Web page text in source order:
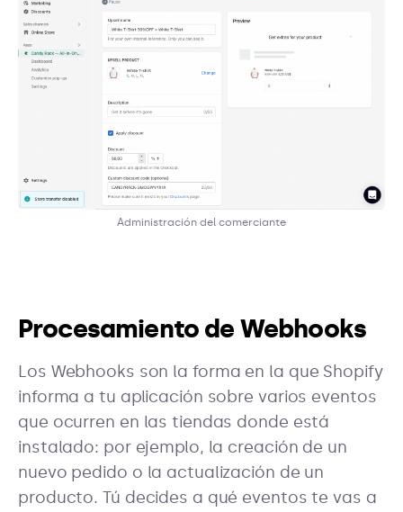
Administración del comerciante
Procesamiento de Webhooks
Los Webhooks son la forma en la que Shopify
informa a tu aplicación sobre varios eventos
que ocurren en las tiendas donde está
instalado: por ejemplo, la creación de un
nuevo pedido o la actualización de un
producto. Tú decides a qué eventos te vas a